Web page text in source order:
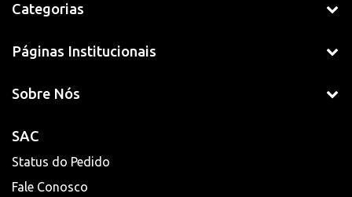
Categorias
Páginas Institucionais
Sobre Nós
SAC
Status do Pedido
Fale Conosco